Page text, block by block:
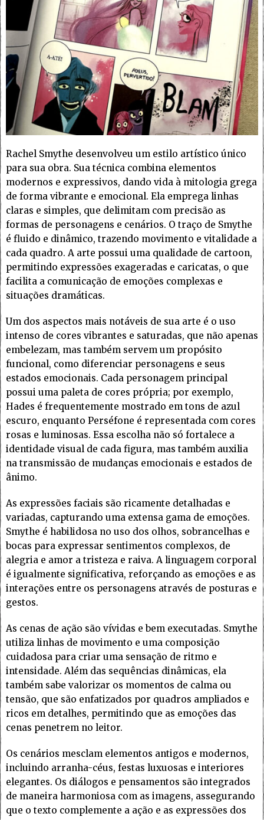
Rachel Smythe desenvolveu um estilo artístico único
para sua obra. Sua técnica combina elementos
modernos e expressivos, dando vida à mitologia grega
de forma vibrante e emocional. Ela emprega linhas
claras e simples, que delimitam com precisão as
formas de personagens e cenários. O traço de Smythe
é fluido e dinâmico, trazendo movimento e vitalidade a
cada quadro. A arte possui uma qualidade de cartoon,
permitindo expressões exageradas e caricatas, o que
facilita a comunicação de emoções complexas e
situações dramáticas.
Um dos aspectos mais notáveis de sua arte é o uso
intenso de cores vibrantes e saturadas, que não apenas
embelezam, mas também servem um propósito
funcional, como diferenciar personagens e seus
estados emocionais. Cada personagem principal
possui uma paleta de cores própria; por exemplo,
Hades é frequentemente mostrado em tons de azul
escuro, enquanto Perséfone é representada com cores
rosas e luminosas. Essa escolha não só fortalece a
identidade visual de cada figura, mas também auxilia
na transmissão de mudanças emocionais e estados de
ânimo.
As expressões faciais são ricamente detalhadas e
variadas, capturando uma extensa gama de emoções.
Smythe é habilidosa no uso dos olhos, sobrancelhas e
bocas para expressar sentimentos complexos, de
alegria e amor a tristeza e raiva. A linguagem corporal
é igualmente significativa, reforçando as emoções e as
interações entre os personagens através de posturas e
gestos.
As cenas de ação são vívidas e bem executadas. Smythe
utiliza linhas de movimento e uma composição
cuidadosa para criar uma sensação de ritmo e
intensidade. Além das sequências dinâmicas, ela
também sabe valorizar os momentos de calma ou
tensão, que são enfatizados por quadros ampliados e
ricos em detalhes, permitindo que as emoções das
cenas penetrem no leitor.
Os cenários mesclam elementos antigos e modernos,
incluindo arranha-céus, festas luxuosas e interiores
elegantes. Os diálogos e pensamentos são integrados
de maneira harmoniosa com as imagens, assegurando
que o texto complemente a ação e as expressões dos